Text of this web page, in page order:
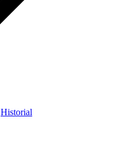
Historial